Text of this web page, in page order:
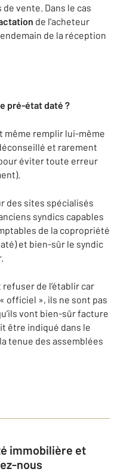
vente. Dans le cas
de l'acheteur
de la réception
pré-état daté ?
même remplir lui-même
et rarement
éviter toute erreur
des sites spécialisés
syndics capables
de la copropriété
et bien-sûr le syndic
de l’établir car
officiel », ils ne sont pas
vont bien-sûr facture
être indiqué dans le
tenue des assemblées
nous